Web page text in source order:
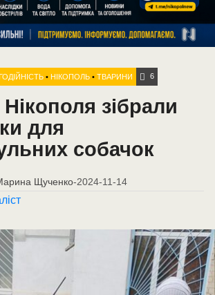
•НІКОПОЛЬ •ТВАРИНИ 6
зібрали
для
собачок
Щученко-2024-11-14